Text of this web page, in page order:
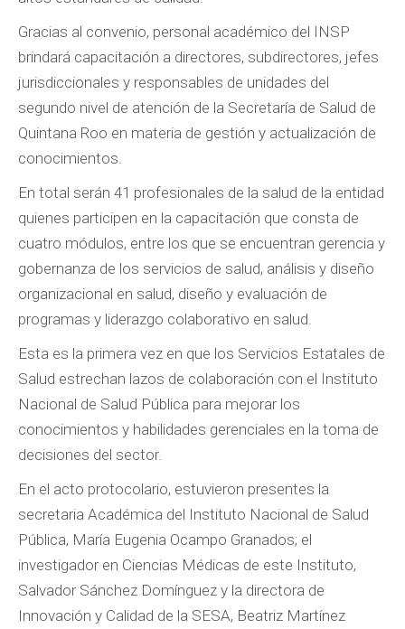
Gracias al convenio, personal académico del INSP
brindará capacitación a directores, subdirectores, jefes
jurisdiccionales y responsables de unidades del
segundo nivel de atención de la Secretaría de Salud de
Quintana Roo en materia de gestión y actualización de
conocimientos.
En total serán 41 profesionales de la salud de la entidad
quienes participen en la capacitación que consta de
cuatro módulos, entre los que se encuentran gerencia y
gobernanza de los servicios de salud, análisis y diseño
organizacional en salud, diseño y evaluación de
programas y liderazgo colaborativo en salud.
Esta es la primera vez en que los Servicios Estatales de
Salud estrechan lazos de colaboración con el Instituto
Nacional de Salud Pública para mejorar los
conocimientos y habilidades gerenciales en la toma de
decisiones del sector.
En el acto protocolario, estuvieron presentes la
secretaria Académica del Instituto Nacional de Salud
Pública, María Eugenia Ocampo Granados; el
investigador en Ciencias Médicas de este Instituto,
Salvador Sánchez Domínguez y la directora de
Innovación y Calidad de la SESA, Beatriz Martínez